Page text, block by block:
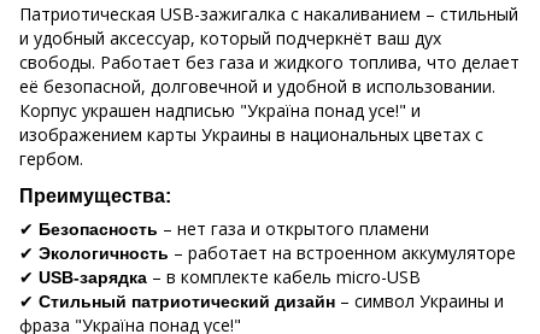
Патриотическая USB-зажигалка с накаливанием – стильный
и удобный аксессуар, который подчеркнёт ваш дух
свободы. Работает без газа и жидкого топлива, что делает
её безопасной, долговечной и удобной в использовании.
Корпус украшен надписью "Україна понад усе!" и
изображением карты Украины в национальных цветах с
гербом.
Преимущества:
✔ Безопасность – нет газа и открытого пламени
✔ Экологичность – работает на встроенном аккумуляторе
✔ USB-зарядка – в комплекте кабель micro-USB
✔ Стильный патриотический дизайн – символ Украины и
фраза "Україна понад усе!"